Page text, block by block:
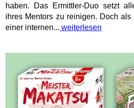
haben. Das Ermittler-Duo setzt
ihres Mentors zu reinigen. Doch
einer internen... weiterlesen